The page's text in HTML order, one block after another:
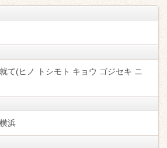
て(ヒノ トシモト キョウ ゴジセキ ニ
浜